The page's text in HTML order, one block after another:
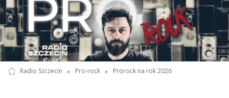
Radio Szczecin » Pro-rock » Prorock na rok 2026